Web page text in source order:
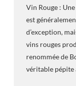
Vin Rouge :
est
d’exception,
vins rouges
renommée de
véritable